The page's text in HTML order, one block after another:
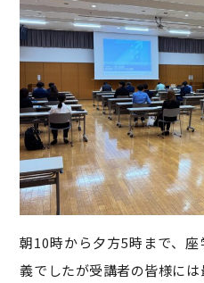
朝10時から夕方5時まで、
義でしたが受講者の皆様に